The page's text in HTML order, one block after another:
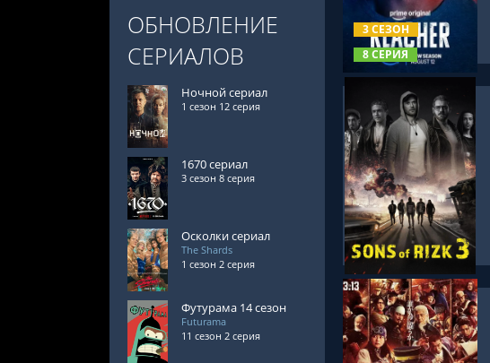
3 СЕЗОН
8 СЕРИЯ
СМОТРЕТЬ ОНЛАЙН
ОБНОВЛЕНИЕ
СЕРИАЛОВ
Ночной сериал
1 сезон 12 серия
1670 сериал
3 сезон 8 серия
Осколки сериал
The Shards
1 сезон 2 серия
Футурама 14 сезон
Futurama
11 сезон 2 серия